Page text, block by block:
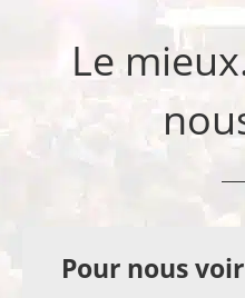
Le
Pour nous voir